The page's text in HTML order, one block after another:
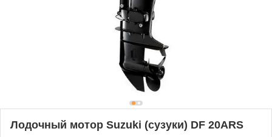
Лодочный мотор Suzuki (сузуки) DF 20ARS